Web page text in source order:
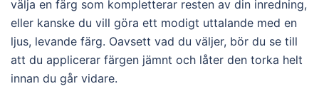
välja en färg som kompletterar resten av din inredning,
eller kanske du vill göra ett modigt uttalande med en
ljus, levande färg. Oavsett vad du väljer, bör du se till
att du applicerar färgen jämnt och låter den torka helt
innan du går vidare.